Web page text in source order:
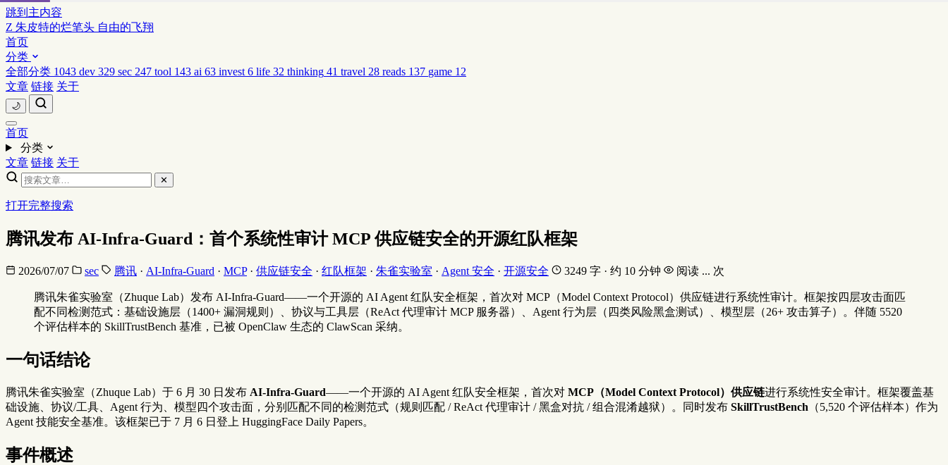
跳到主内容
Z 朱皮特的烂笔头 自由的飞翔
首页
分类
全部分类 1043 dev 329 sec 247 tool 143 ai 63 invest 6 life 32 thinking 41 travel 28 reads 137 game 12
文章 链接 关于
🌙
首页
分类
文章 链接 关于
✕
打开完整搜索
腾讯发布 AI-Infra-Guard：首个系统性审计 MCP 供应链安全的开源红队框架
2026/07/07 sec 腾讯 · AI-Infra-Guard · MCP· 供应链安全 · 红队框架 · 朱雀实验室 · Agent 安全 · 开源安全 3249 字 · 约 10 分钟 阅读 ... 次
腾讯朱雀实验室（Zhuque Lab）发布 AI-Infra-Guard——一个开源的 AI Agent 红队安全框架，首次对 MCP（Model Context Protocol）供应链进行系统性审计。框架按四层攻击面匹
配不同检测范式：基础设施层（1400+ 漏洞规则）、协议与工具层（ReAct 代理审计 MCP 服务器）、Agent 行为层（四类风险黑盒测试）、模型层（26+ 攻击算子）。伴随 5520
个评估样本的 SkillTrustBench 基准，已被 OpenClaw 生态的 ClawScan 采纳。
一句话结论
腾讯朱雀实验室（Zhuque Lab）于 6 月 30 日发布 AI-Infra-Guard——一个开源的 AI Agent 红队安全框架，首次对 MCP（Model Context Protocol）供应链进行系统性安全审计。框架覆盖基
础设施、协议/工具、Agent 行为、模型四个攻击面，分别匹配不同的检测范式（规则匹配 / ReAct 代理审计 / 黑盒对抗 / 组合混淆越狱）。同时发布 SkillTrustBench （5,520 个评估样本）作为
Agent 技能安全基准。该框架已于 7 月 6 日登上 HuggingFace Daily Papers。
事件概述